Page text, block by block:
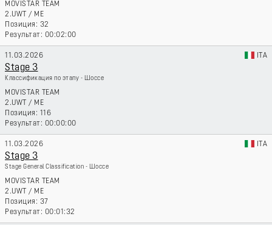
MOVISTAR TEAM
2.UWT / ME
32
00:02:00
11.03.2026 ITA
Stage 3
Классификация по этапу - Шоссе
MOVISTAR TEAM
2.UWT / ME
116
00:00:00
11.03.2026 ITA
Stage 3
Stage General Classification - Шоссе
MOVISTAR TEAM
2.UWT / ME
37
00:01:32